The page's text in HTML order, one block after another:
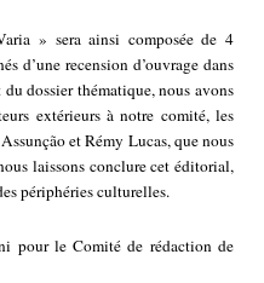
» sera ainsi composée de 4
d’une recension d’ouvrage dans
dossier thématique, nous avons
extérieurs à notre comité, les
et Rémy Lucas, que nous
laissons conclure cet éditorial,
périphéries culturelles.
pour le Comité de rédaction de